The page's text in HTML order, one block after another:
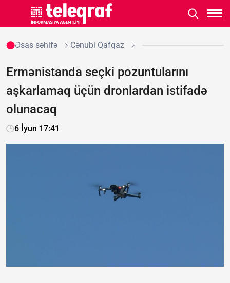
Əsas səhifə Cənubi Qafqaz
Ermənistanda seçki pozuntularını
aşkarlamaq üçün dronlardan istifadə
olunacaq
6 İyun 17:41